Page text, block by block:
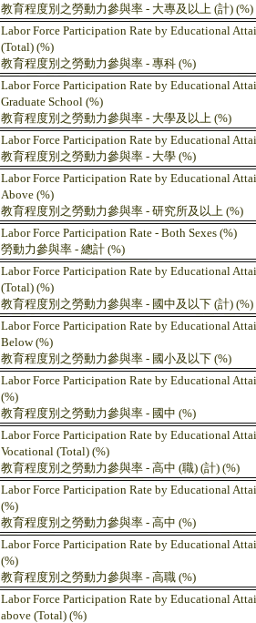
教育程度別之勞動力參與率 - 大專及以上 (計) (%)
Labor Force Participation Rate by Educational
(Total) (%)
教育程度別之勞動力參與率 - 專科 (%)
Labor Force Participation Rate by Educational
Graduate School (%)
教育程度別之勞動力參與率 - 大學及以上 (%)
Labor Force Participation Rate by Educational
教育程度別之勞動力參與率 - 大學 (%)
Labor Force Participation Rate by Educational
Above (%)
教育程度別之勞動力參與率 - 研究所及以上 (%)
Labor Force Participation Rate - Both Sexes (%)
勞動力參與率 - 總計 (%)
Labor Force Participation Rate by Educational
(Total) (%)
教育程度別之勞動力參與率 - 國中及以下 (計) (%)
Labor Force Participation Rate by Educational
Below (%)
教育程度別之勞動力參與率 - 國小及以下 (%)
Labor Force Participation Rate by Educational
(%)
教育程度別之勞動力參與率 - 國中 (%)
Labor Force Participation Rate by Educational
Vocational (Total) (%)
教育程度別之勞動力參與率 - 高中 (職) (計) (%)
Labor Force Participation Rate by Educational
(%)
教育程度別之勞動力參與率 - 高中 (%)
Labor Force Participation Rate by Educational
(%)
教育程度別之勞動力參與率 - 高職 (%)
Labor Force Participation Rate by Educational
above (Total) (%)